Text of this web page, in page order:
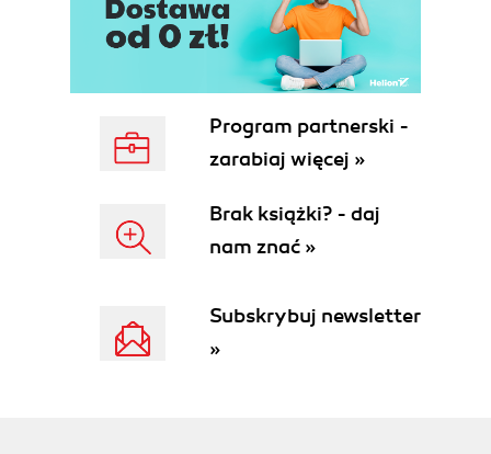
Program partnerski -
zarabiaj więcej »
Brak książki? - daj
nam znać »
Subskrybuj newsletter
»